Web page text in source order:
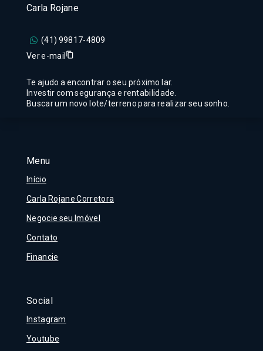
Menu
Início
Carla Rojane Corretora
Negocie seu Imóvel
Contato
Financie
Social
Instagram
Youtube
Carla Rojane
(41) 99817-4809
Ver e-mail
Te ajudo a encontrar o seu próximo lar.
Investir com segurança e rentabilidade.
Buscar um novo lote/terreno para realizar seu sonho.